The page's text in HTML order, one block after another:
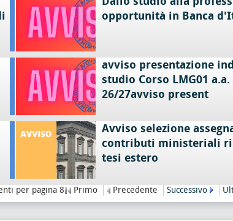
opportunità in Banca
avviso presentazione
studio Corso LMG01 a.a.
26/27avviso present
Avviso selezione
contributi ministeriali
tesi estero
per pagina 8 Primo Precedente Successivo